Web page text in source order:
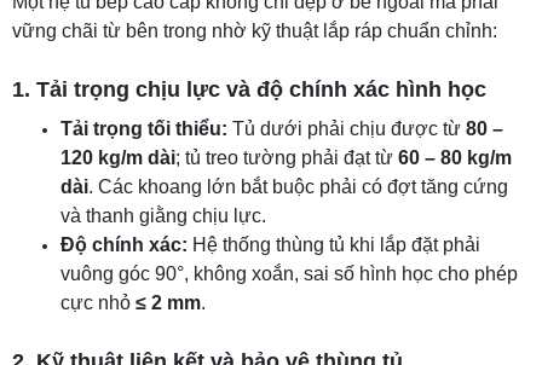
vững chãi từ bên trong nhờ kỹ thuật lắp ráp chuẩn chỉnh:
1. Tải trọng chịu lực và độ chính xác hình học
Tải trọng tối thiểu: Tủ dưới phải chịu được từ 80 –
120 kg/m dài; tủ treo tường phải đạt từ 60 – 80 kg/m
dài. Các khoang lớn bắt buộc phải có đợt tăng cứng
và thanh giằng chịu lực.
Độ chính xác: Hệ thống thùng tủ khi lắp đặt phải
vuông góc 90°, không xoắn, sai số hình học cho phép
cực nhỏ ≤ 2 mm.